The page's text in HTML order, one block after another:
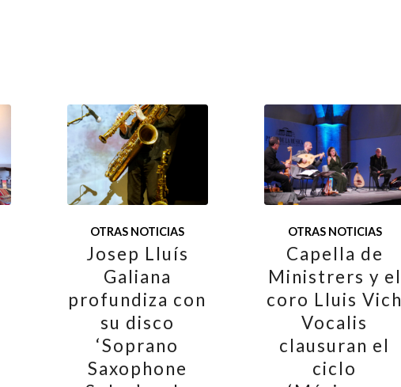
OTRAS NOTICIAS
Josep Lluís
Galiana
profundiza con
su disco
‘Soprano
Saxophone
OTRAS NOTICIAS
Capella de
Ministrers y el
coro Lluis Vich
Vocalis
clausuran el
ciclo